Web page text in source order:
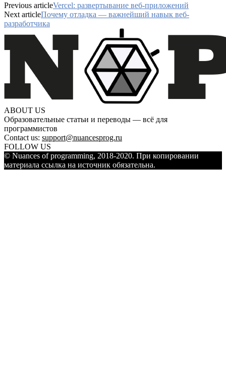
Previous articleVercel: развертывание веб-приложений
Next articleПочему отладка — важнейший навык веб-
разработчика
ABOUT US
Образовательные статьи и переводы — всё для
программистов
Contact us: support@nuancesprog.ru
FOLLOW US
© Nuances of programming, 2018-2020. При копировании
материала ссылка на источник обязательна.